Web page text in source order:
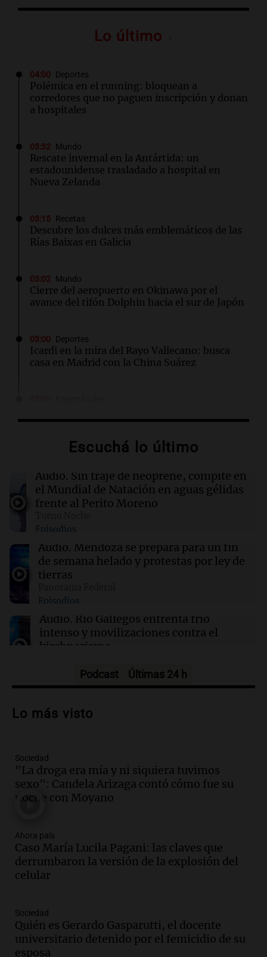
Lo último
04:00 Deportes
Polémica en el running: bloquean a
corredores que no paguen inscripción y donan
a hospitales
03:32 Mundo
Rescate invernal en la Antártida: un
estadounidense trasladado a hospital en
Nueva Zelanda
03:15 Recetas
Descubre los dulces más emblemáticos de las
Rías Baixas en Galicia
03:02 Mundo
Cierre del aeropuerto en Okinawa por el
avance del tifón Dolphin hacia el sur de Japón
03:00 Deportes
Icardi en la mira del Rayo Vallecano: busca
casa en Madrid con la China Suárez
China Suárez se muda a Madrid
Descuentos de hasta $400 en entradas para
TechCrunch Disrupt 2026 hasta mañana
Vogue World se trasladará a San Francisco: un
guiño a la fusión entre tecnología y moda
01:59 Mundo
México establece nuevo récord de oros
Escuchá lo último
Audio. Sin traje de neoprene, compite en
el Mundial de Natación en aguas gélidas
frente al Perito Moreno
Episodios
Audio. Mendoza se prepara para un fin
de semana helado y protestas por ley de
tierras
Episodios
Audio. Río Gallegos enfrenta frío
intenso y movilizaciones contra el
kirchnerismo
Audio.Debate en el Senado sobre
la soberanía digital en Argentina
Audio.
de semana helado y ciudadanos
marchan contra reforma de tierras
Panorama Federal
Audio.
El "Mono" de Kapanga
adelantó su show en Rosario.
Viva la Radio Rosario
Episodios
en suspenso a hombre por simular robo
de recaudación en San Luis
Panorama Federal
Podcast Últimas 24 h
Lo más visto
Sociedad
"La droga era mía y ni siquiera tuvimos
sexo": Candela Arizaga contó cómo fue su
noche con Moyano
Ahora país
Caso María Lucila Pagani: las claves que
derrumbaron la versión de la explosión del
celular
Sociedad
Quién es Gerardo Gasparutti, el docente
universitario detenido por el femicidio de su
esposa